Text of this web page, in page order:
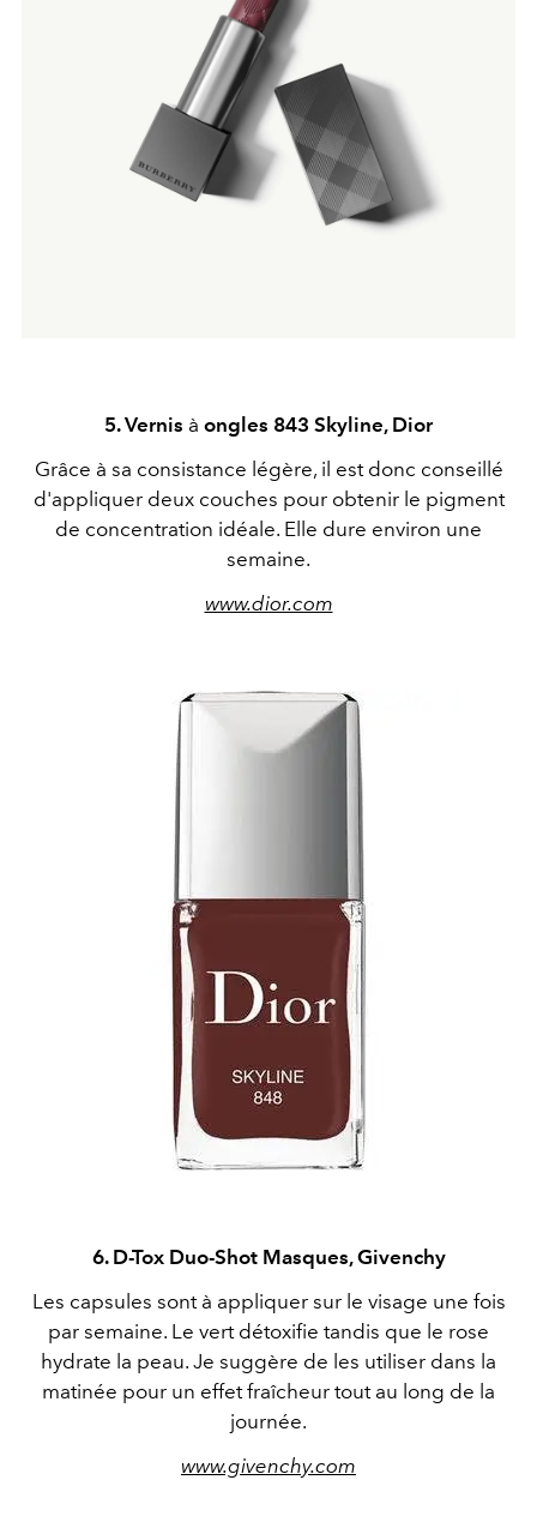
5. Vernis à ongles 843 Skyline, Dior
Grâce à sa consistance légère, il est donc conseillé
d'appliquer deux couches pour obtenir le pigment
de concentration idéale. Elle dure environ une
semaine.
www.dior.com
6. D-Tox Duo-Shot Masques, Givenchy
Les capsules sont à appliquer sur le visage une fois
par semaine. Le vert détoxifie tandis que le rose
hydrate la peau. Je suggère de les utiliser dans la
matinée pour un effet fraîcheur tout au long de la
journée.
www.givenchy.com